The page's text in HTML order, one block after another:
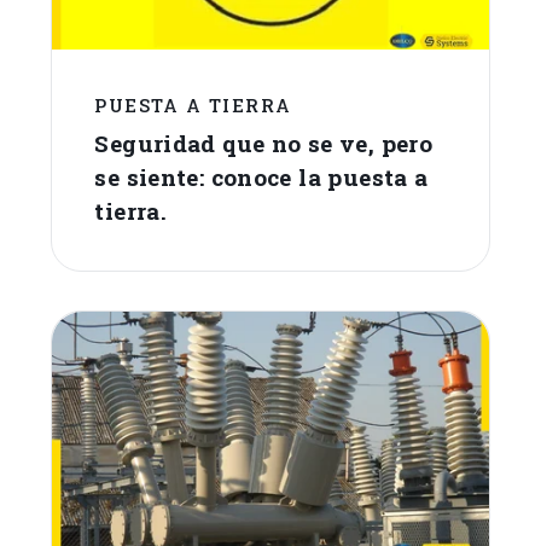
PUESTA A TIERRA
Seguridad que no se ve, pero
se siente: conoce la puesta a
tierra.